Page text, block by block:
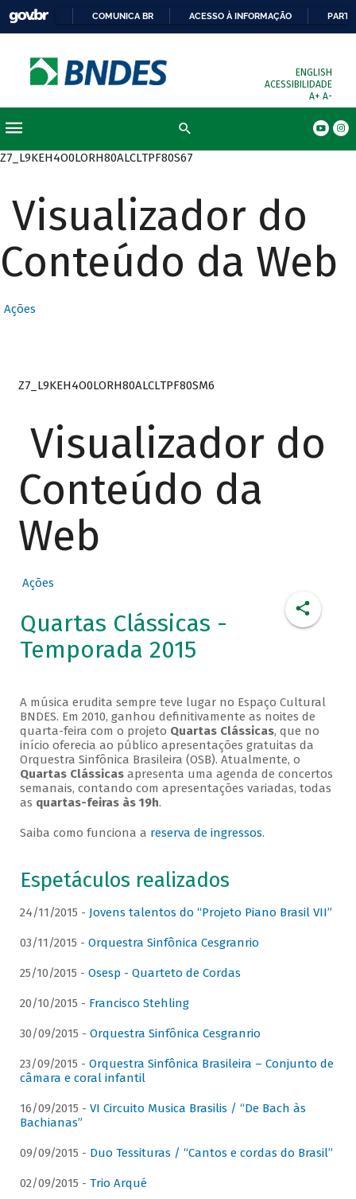
COMUNICA BR ACESSO À INFORMAÇÃO
ENGLISH
ACESSIBILIDADE
A+ A-
Z7_L9KEH4O0LORH80ALCLTPF80S67
Visualizador do
Conteúdo da Web
Ações
Z7_L9KEH4O0LORH80ALCLTPF80SM6
Visualizador do
Conteúdo da
Web
Ações
Quartas Clássicas -
Temporada 2015
A música erudita sempre teve lugar no Espaço Cultural
BNDES. Em 2010, ganhou definitivamente as noites de
quarta-feira com o projeto Quartas Clássicas, que no
início oferecia ao público apresentações gratuitas da
Orquestra Sinfônica Brasileira (OSB). Atualmente, o
Quartas Clássicasapresenta uma agenda de concertos
semanais, contando com apresentações variadas, todas
as quartas-feiras às 19h.
Saiba como funciona a reserva de ingressos.
Espetáculos realizados
24/11/2015 - Jovens talentos do “Projeto Piano Brasil VII”
03/11/2015 - Orquestra Sinfônica Cesgranrio
25/10/2015 - Osesp - Quarteto de Cordas
20/10/2015 - Francisco Stehling
30/09/2015 - Orquestra Sinfônica Cesgranrio
23/09/2015 - Orquestra Sinfônica Brasileira – Conjunto de
câmara e coral infantil
16/09/2015 - VI Circuito Musica Brasilis / “De Bach às
Bachianas”
09/09/2015 - Duo Tessituras / “Cantos e cordas do Brasil”
02/09/2015 - Trio Arqué